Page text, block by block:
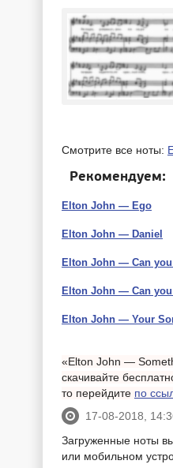
Смотрите все ноты:
Рекомендуем:
Elton John — Ego
Elton John — Daniel
Elton John — Can
Elton John — Can
Elton John — Your
«Elton John —
скачивайте
то перейдите по
17-08-2018,
Загруженные ноты
или мобильном